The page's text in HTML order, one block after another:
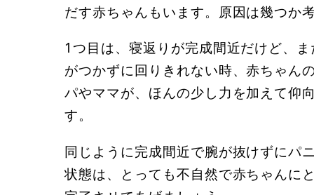
だす赤ちゃんもいます。原因は幾つか
1つ目は、寝返りが完成間近だけど、
がつかずに回りきれない時、赤ちゃん
パやママが、ほんの少し力を加えて仰
す。
同じように完成間近で腕が抜けずにパ
状態は、とっても不自然で赤ちゃんに